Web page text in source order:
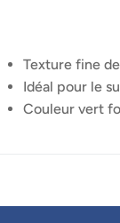
Texture fine
Idéal pour le
Couleur vert